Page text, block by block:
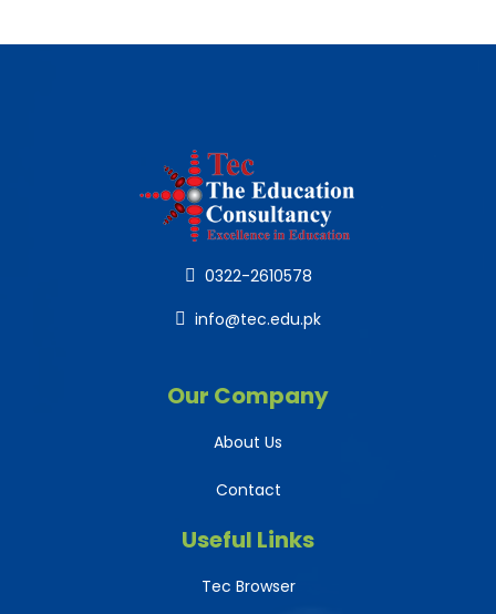
0322-2610578
info@tec.edu.pk
Our Company
About Us
Contact
Useful Links
Tec Browser